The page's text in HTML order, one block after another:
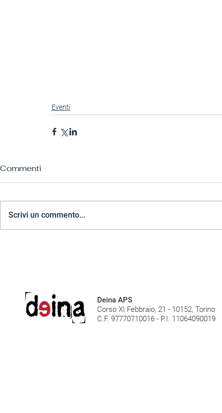
Eventi
Commenti
Scrivi un commento...
Deina APS
Corso XI Febbraio, 21 - 10152, Torino
C.F. 97770710016 - P.I. 11064090019